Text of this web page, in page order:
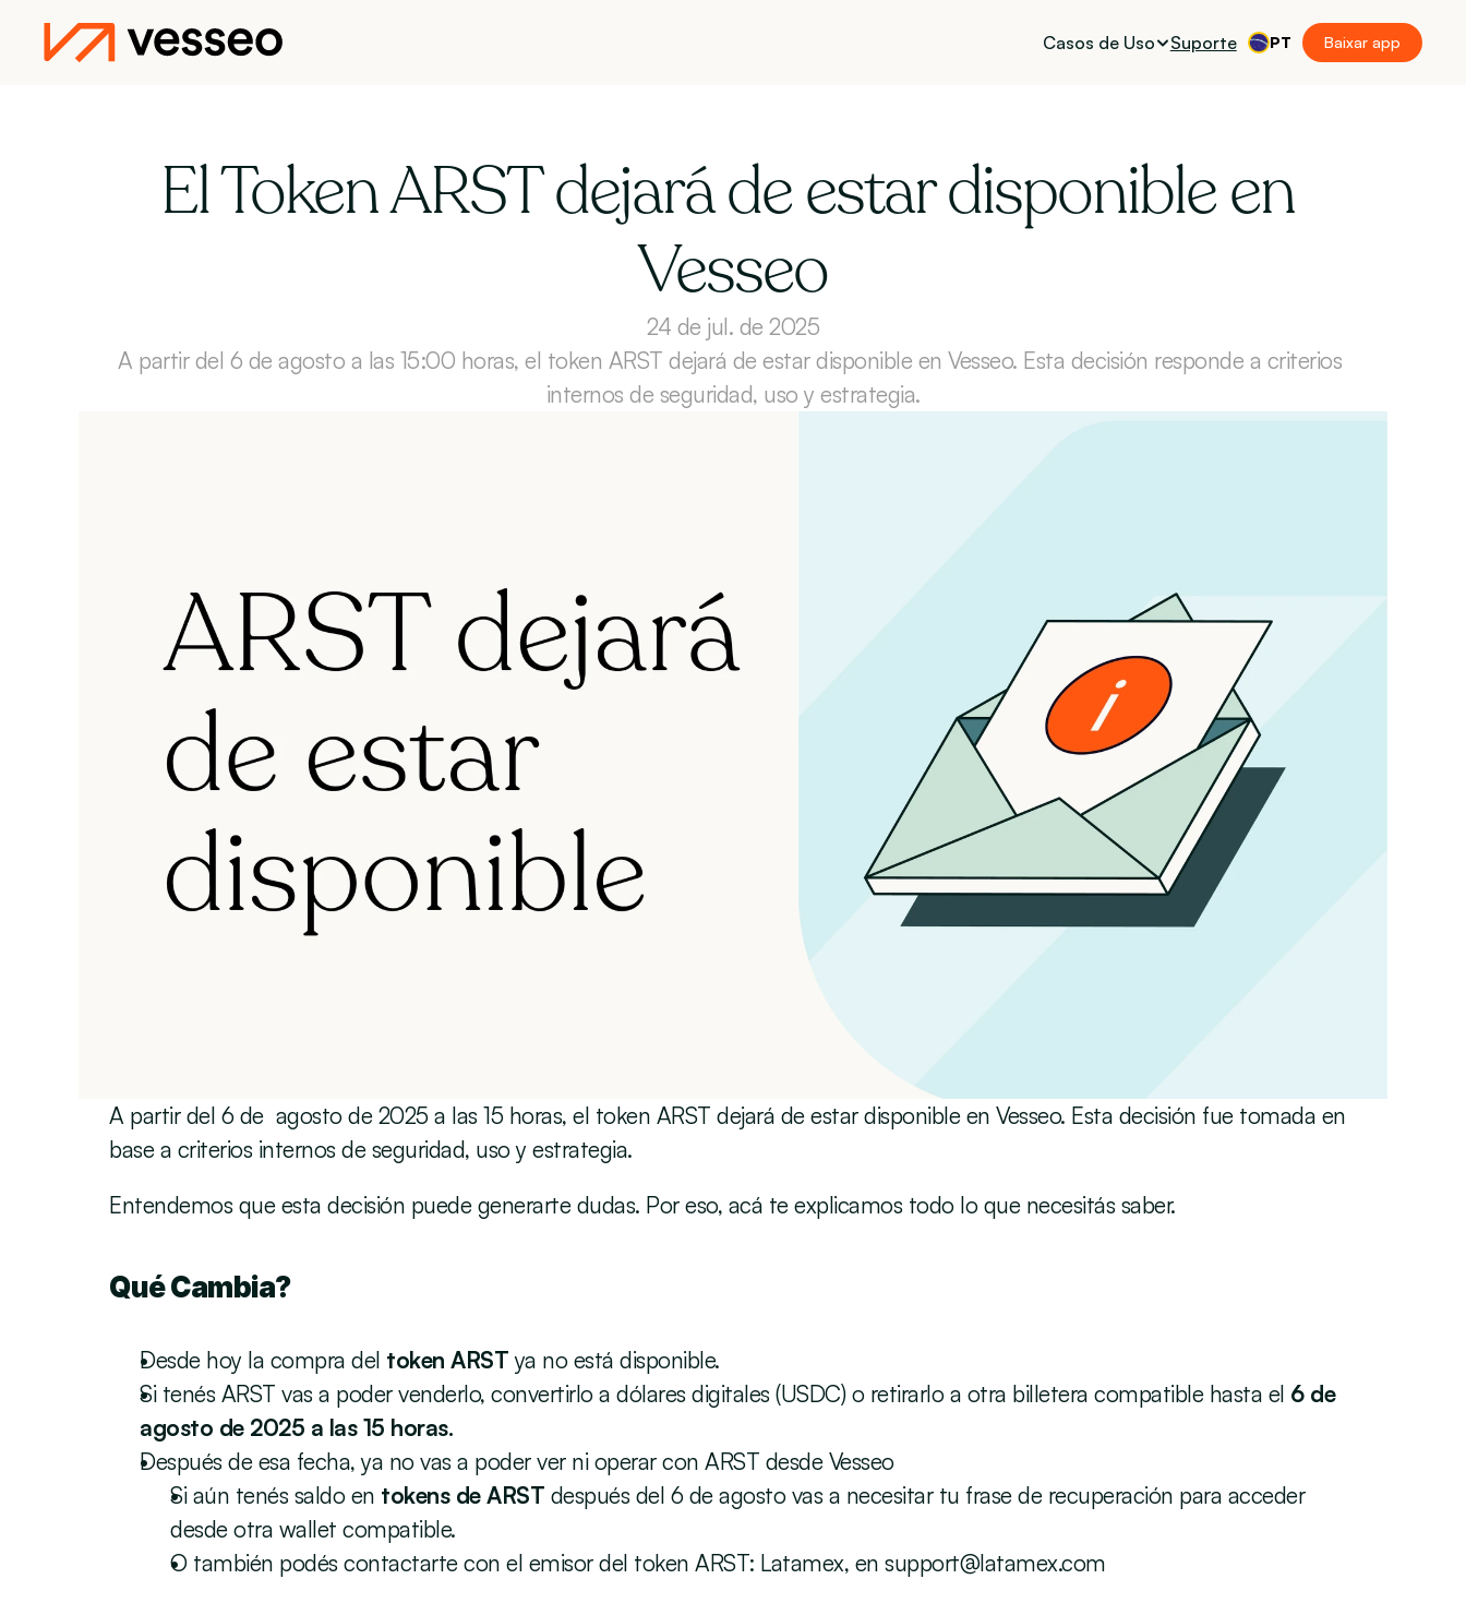
Casos de Uso Suporte PT Baixar app
El Token ARST dejará de estar disponible en
Vesseo
24 de jul. de 2025
A partir del 6 de agosto a las 15:00 horas, el token ARST dejará de estar disponible en Vesseo. Esta decisión responde a criterios
internos de seguridad, uso y estrategia.
A partir del 6 de  agosto de 2025 a las 15 horas, el token ARST dejará de estar disponible en Vesseo. Esta decisión fue tomada en
base a criterios internos de seguridad, uso y estrategia.
Entendemos que esta decisión puede generarte dudas. Por eso, acá te explicamos todo lo que necesitás saber.
Qué Cambia?
Desde hoy la compra del token ARST ya no está disponible.
Si tenés ARST vas a poder venderlo, convertirlo a dólares digitales (USDC) o retirarlo a otra billetera compatible hasta el 6 de
agosto de 2025 a las 15 horas.
Después de esa fecha, ya no vas a poder ver ni operar con ARST desde Vesseo
Si aún tenés saldo en tokens de ARST después del 6 de agosto vas a necesitar tu frase de recuperación para acceder
desde otra wallet compatible.
O también podés contactarte con el emisor del token ARST: Latamex, en support@latamex.com